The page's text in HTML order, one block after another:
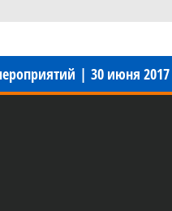
| 30 июня 2017